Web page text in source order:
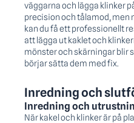
väggarna och lägga klinker
precision och tålamod, men
kan du få ett professionellt
att lägga ut kaklet och
mönster och skärningar blir
börjar sätta dem med fix.
Inredning och
Inredning och
När kakel och klinker är på